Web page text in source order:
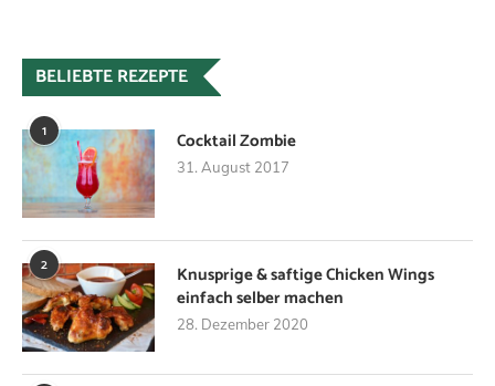
BELIEBTE REZEPTE
1 Cocktail Zombie
31. August 2017
2
Knusprige & saftige Chicken Wings
einfach selber machen
28. Dezember 2020